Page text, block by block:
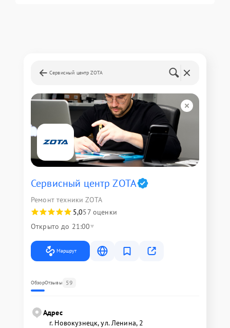
Сервисный центр ZOTA
Сервисный центр ZOTA
Ремонт техники ZOTA
5,057 оценки
Открыто до 21:00
Маршрут
ОбзорОтзывы 59
Адрес
г. Новокузнецк, ул. Ленина, 2